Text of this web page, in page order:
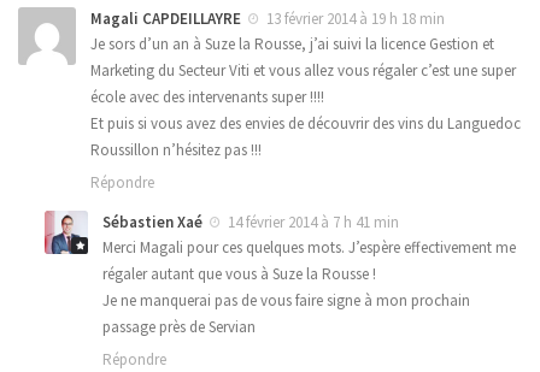
Magali CAPDEILLAYRE
13 février 2014 à 19 h 18 min
Je sors d’un an à Suze la Rousse, j’ai suivi la licence Gestion et
Marketing du Secteur Viti et vous allez vous régaler c’est une super
école avec des intervenants super !!!!
Et puis si vous avez des envies de découvrir des vins du Languedoc
Roussillon n’hésitez pas !!!
Répondre
Sébastien Xaé
14 février 2014 à 7 h 41 min
Merci Magali pour ces quelques mots. J’espère effectivement me
régaler autant que vous à Suze la Rousse !
Je ne manquerai pas de vous faire signe à mon prochain
passage près de Servian
Répondre